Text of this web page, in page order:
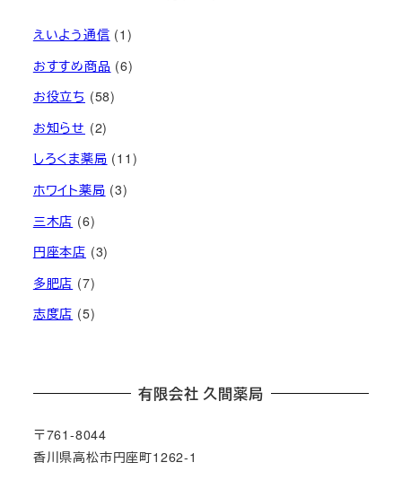
えいよう通信 (1)
おすすめ商品 (6)
お役立ち (58)
お知らせ (2)
しろくま薬局 (11)
ホワイト薬局 (3)
三木店 (6)
円座本店 (3)
多肥店 (7)
志度店 (5)
有限会社 久間薬局
〒761-8044
香川県高松市円座町1262-1